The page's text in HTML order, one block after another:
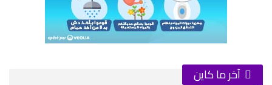
آخر ما كاين